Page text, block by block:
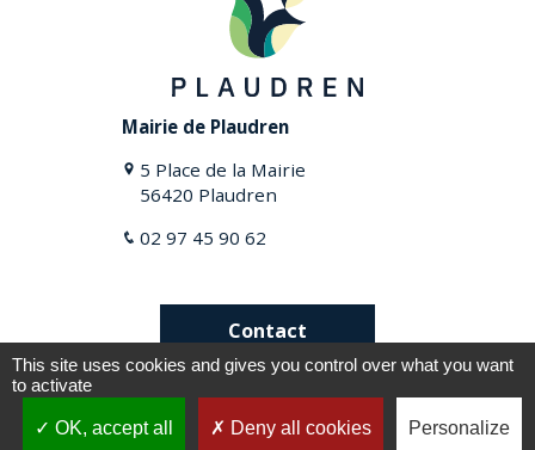
Mairie de Plaudren
5 Place de la Mairie
56420 Plaudren
02 97 45 90 62
Contact
Plan du site Mentions légales
This site uses cookies and gives you control over what you want
to activate
OK, accept all Deny all cookies Personalize